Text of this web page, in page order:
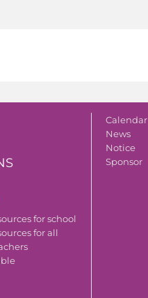
for school
for all
Calendar
News
Notice
Sponsor